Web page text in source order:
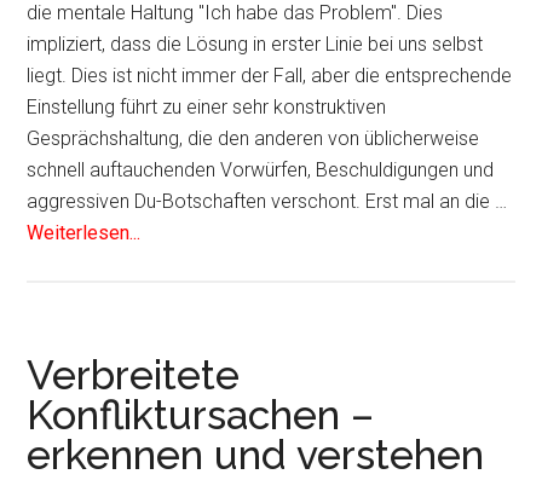
die mentale Haltung "Ich habe das Problem". Dies
impliziert, dass die Lösung in erster Linie bei uns selbst
liegt. Dies ist nicht immer der Fall, aber die entsprechende
Einstellung führt zu einer sehr konstruktiven
Gesprächshaltung, die den anderen von üblicherweise
schnell auftauchenden Vorwürfen, Beschuldigungen und
aggressiven Du-Botschaften verschont. Erst mal an die …
Weiterlesen...
Verbreitete
Konfliktursachen –
erkennen und verstehen